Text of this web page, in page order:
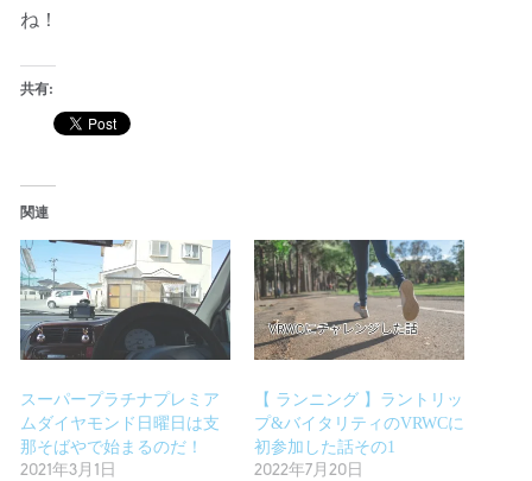
ね！
共有:
関連
スーパープラチナプレミア
ムダイヤモンド日曜日は支
那そばやで始まるのだ！
2021年3月1日
【 ランニング 】ラントリッ
プ&バイタリティのVRWCに
初参加した話その1
2022年7月20日